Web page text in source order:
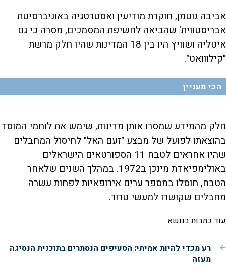
אביבה גוטמן, חוקרת מודיעין ואסטרטגיה באוניברסיטת
אבריסטווית' שהביאה לחשיפת המסמכים, מסרה כי גם
איטליה ושוויץ היו בין 18 המדינות שהיו חלק מרשת
"קילווואט".
הכי מעניין
חלק מהמידע שמסרו אותן מדינות, שימש את לוחמי המוסד
בהוצאתו לפועל של מבצע "זעם האל" לחיסול המחבלים
שהיו אחראים לטבח 11 הספורטאים הישראלים
באולימפיאדת מינכן ב1972. במהלך השנים שלאחר
הטבח, חוסלו במספר ערים אירופאיות לפחות עשרה
מחבלים שקושרו למעשי טרור.
עוד כתבות בנושא
רע מכדי להיות אמיתי: הסעיפים הנסתרים בתוכנית הנסיגה
מעזה